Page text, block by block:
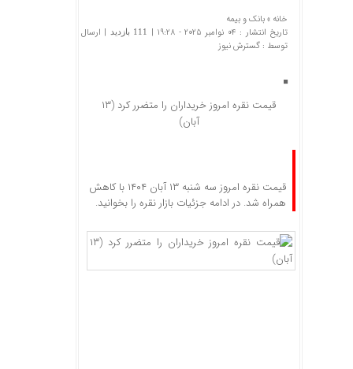
خانه »بانک و بیمه
تاریخ انتشار : 04 نوامبر 2025 - 19:28 |
111 بازدید
| ارسال
توسط : گسترش نیوز
قیمت نقره امروز خریداران را متضرر کرد (۱۳
آبان)
قیمت نقره امروز سه شنبه ۱۳ آبان ۱۴۰۴ با کاهش
همراه شد. در ادامه جزئیات بازار نقره را بخوانید.